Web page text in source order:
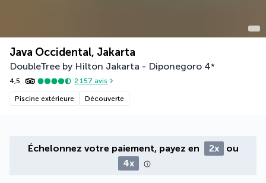
Java Occidental, Jakarta
DoubleTree by Hilton Jakarta - Diponegoro 4*
4,5 2 157 avis
Piscine extérieure Découverte
Échelonnez votre paiement, payez en 2x
ou
4x